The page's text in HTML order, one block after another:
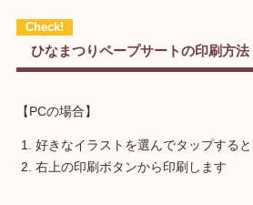
ひなまつりペープサートの印刷方法
【PCの場合】
好きなイラストを選んでタップする
右上の印刷ボタンから印刷します